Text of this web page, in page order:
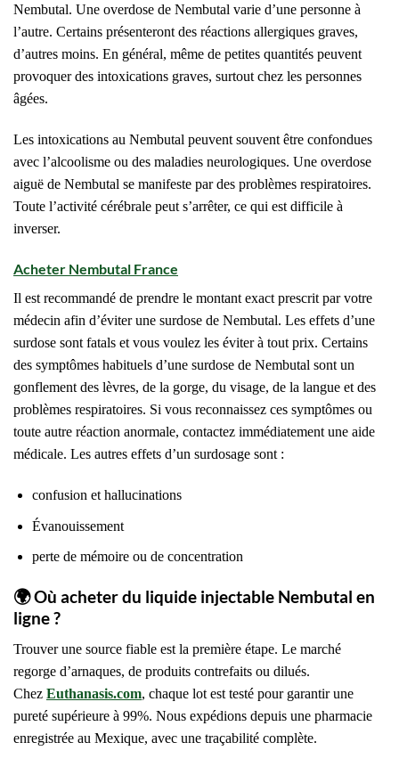
Nembutal. Une overdose de Nembutal varie d’une personne à
l’autre. Certains présenteront des réactions allergiques graves,
d’autres moins. En général, même de petites quantités peuvent
provoquer des intoxications graves, surtout chez les personnes
âgées.
Les intoxications au Nembutal peuvent souvent être confondues
avec l’alcoolisme ou des maladies neurologiques. Une overdose
aiguë de Nembutal se manifeste par des problèmes respiratoires.
Toute l’activité cérébrale peut s’arrêter, ce qui est difficile à
inverser.
Acheter Nembutal France
Il est recommandé de prendre le montant exact prescrit par votre
médecin afin d’éviter une surdose de Nembutal. Les effets d’une
surdose sont fatals et vous voulez les éviter à tout prix. Certains
des symptômes habituels d’une surdose de Nembutal sont un
gonflement des lèvres, de la gorge, du visage, de la langue et des
problèmes respiratoires. Si vous reconnaissez ces symptômes ou
toute autre réaction anormale, contactez immédiatement une aide
médicale. Les autres effets d’un surdosage sont :
confusion et hallucinations
Évanouissement
perte de mémoire ou de concentration
🌍Où acheter du liquide injectable Nembutal en
ligne ?
Trouver une source fiable est la première étape. Le marché
regorge d’arnaques, de produits contrefaits ou dilués.
Chez Euthanasis.com, chaque lot est testé pour garantir une
pureté supérieure à 99%. Nous expédions depuis une pharmacie
enregistrée au Mexique, avec une traçabilité complète.